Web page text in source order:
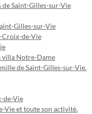
de Saint-Gilles-sur-Vie
Gilles-sur-Vie
Croix-de-Vie
villa Notre-Dame
de Saint-Gilles-sur-Vie.
de-Vie
Vie et toute son activité.